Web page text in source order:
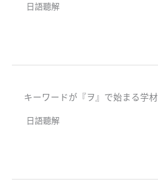
日語聽解
キーワードが『ヲ』で始まる学材
日語聽解